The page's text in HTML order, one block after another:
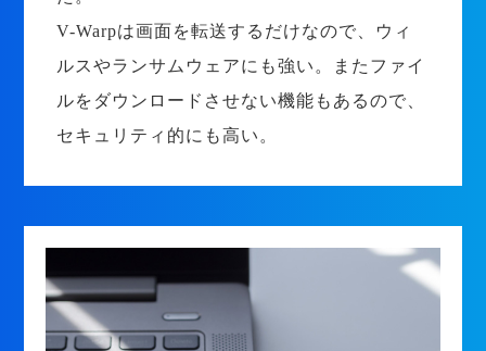
V-Warpは画面を転送するだけなので、ウィ
ルスやランサムウェアにも強い。またファイ
ルをダウンロードさせない機能もあるので、
セキュリティ的にも高い。